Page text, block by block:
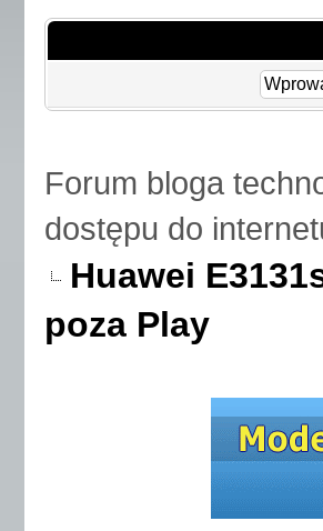
Forum bloga
dostępu do
Huawei
poza Play